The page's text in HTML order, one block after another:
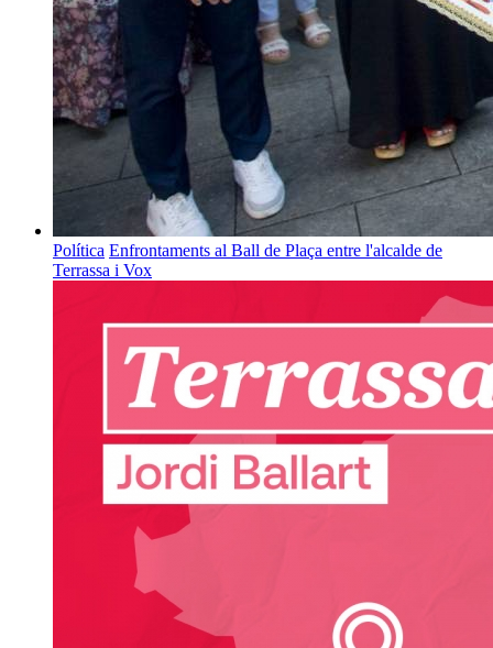
Política Enfrontaments al Ball de Plaça entre l'alcalde de
Terrassa i Vox